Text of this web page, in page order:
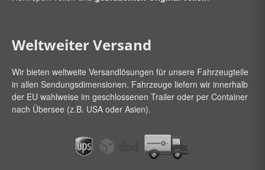
Weltweiter Versand
Wir bieten weltweite Versandlösungen für unsere Fahrzeugteile
in allen Sendungsdimensionen. Fahrzeuge liefern wir innerhalb
der EU wahlweise im geschlossenen Trailer oder per Container
nach Übersee (z.B. USA oder Asien).